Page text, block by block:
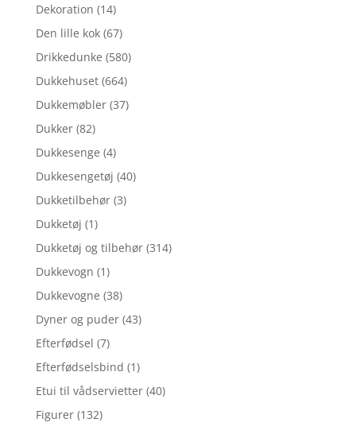
Dekoration (14)
Den lille kok (67)
Drikkedunke (580)
Dukkehuset (664)
Dukkemøbler (37)
Dukker (82)
Dukkesenge (4)
Dukkesengetøj (40)
Dukketilbehør (3)
Dukketøj (1)
Dukketøj og tilbehør (314)
Dukkevogn (1)
Dukkevogne (38)
Dyner og puder (43)
Efterfødsel (7)
Efterfødselsbind (1)
Etui til vådservietter (40)
Figurer (132)